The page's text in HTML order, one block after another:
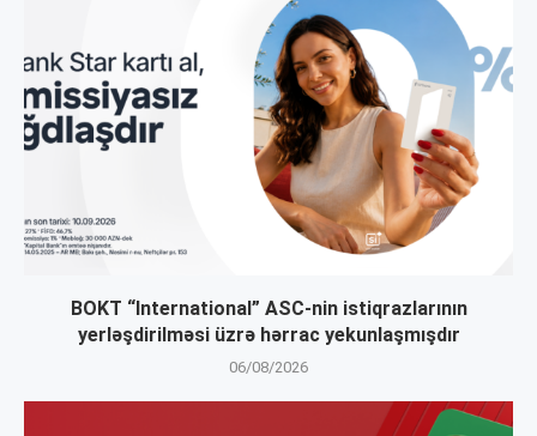
BOKT “International” ASC-nin istiqrazlarının
yerləşdirilməsi üzrə hərrac yekunlaşmışdır
06/08/2026